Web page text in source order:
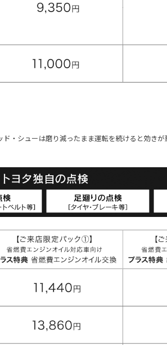
・シューは磨り減ったまま運転を続けると効き